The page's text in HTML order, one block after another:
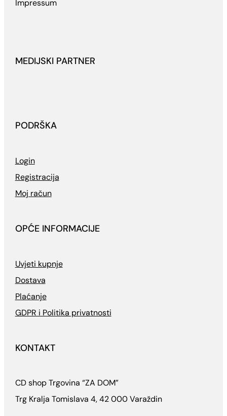
Impressum
MEDIJSKI PARTNER
PODRŠKA
Login
Registracija
Moj račun
OPĆE INFORMACIJE
Uvjeti kupnje
Dostava
Plaćanje
GDPR i Politika privatnosti
KONTAKT
CD shop Trgovina “ZA DOM”
Trg Kralja Tomislava 4, 42 000 Varaždin